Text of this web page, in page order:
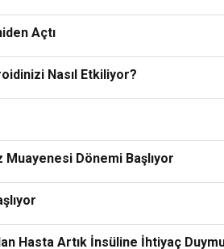
Açtı
Nasıl Etkiliyor?
Muayenesi Dönemi Başlıyor
Hasta Artık İnsüline İhtiyaç